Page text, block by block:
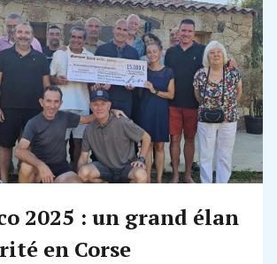
2025 : un grand élan
en Corse